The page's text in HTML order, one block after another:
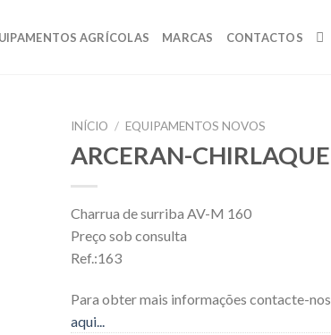
AGRÍCOLAS MARCAS CONTACTOS
INÍCIO / EQUIPAMENTOS NOVOS
ARCERAN-CHIRLAQUE
Charrua de surriba AV-M 160
Preço sob consulta
Ref.:163
Para obter mais informações contacte-nos
aqui...